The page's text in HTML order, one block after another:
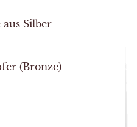
Silber
(Bronze)